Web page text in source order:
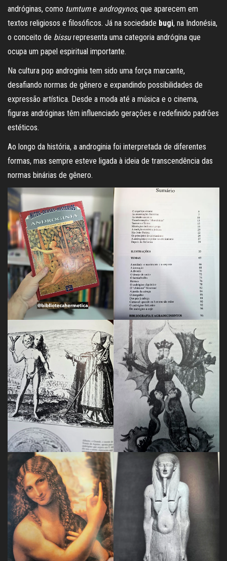
andróginas, como tumtume androgynos, que aparecem em
textos religiosos e filosóficos. Já na sociedade bugi, na Indonésia,
o conceito de bissurepresenta uma categoria andrógina que
ocupa um papel espiritual importante.
Na cultura pop androginia tem sido uma força marcante,
desafiando normas de gênero e expandindo possibilidades de
expressão artística. Desde a moda até a música e o cinema,
figuras andróginas têm influenciado gerações e redefinido padrões
estéticos.
Ao longo da história, a androginia foi interpretada de diferentes
formas, mas sempre esteve ligada à ideia de transcendência das
normas binárias de gênero.